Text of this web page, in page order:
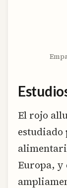
El rojo
estudiado
Europa, y